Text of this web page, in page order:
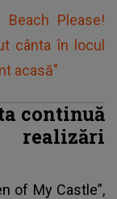
Please!
cânta în locul
acasă"
continuă
of My Castle”,